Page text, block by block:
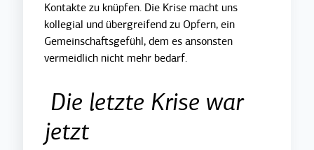
Kontakte zu knüpfen. Die Krise macht uns
kollegial und übergreifend zu Opfern, ein
Gemeinschaftsgefühl, dem es ansonsten
vermeidlich nicht mehr bedarf.
Die letzte Krise war
jetzt